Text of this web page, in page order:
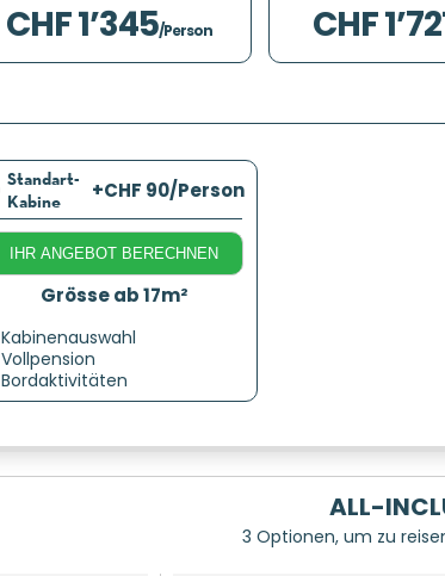
CHF 1’345/Person CHF
Standart-
Kabine
+CHF 90/Person
IHR ANGEBOT BERECHNEN
Grösse ab 17m²
Kabinenauswahl
Vollpension
Bordaktivitäten
ALL-
3 Optionen, um zu